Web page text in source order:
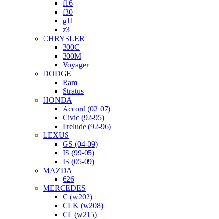
f16
f30
g11
z3
CHRYSLER
300C
300M
Voyager
DODGE
Ram
Stratus
HONDA
Accord (02-07)
Civic (92-95)
Prelude (92-96)
LEXUS
GS (04-09)
IS (99-05)
IS (05-09)
MAZDA
626
MERCEDES
C (w202)
CLK (w208)
CL (w215)